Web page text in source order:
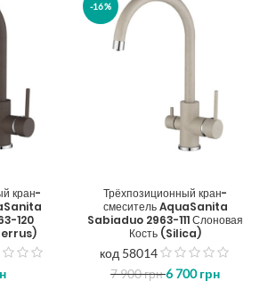
кран-
120
-16%
Трёхпозиционный кран-
смеситель AquaSanita
Sabiaduo 2963-111 Слоновая
Кость (Silica)
код 58014
7 900грн6 700грн